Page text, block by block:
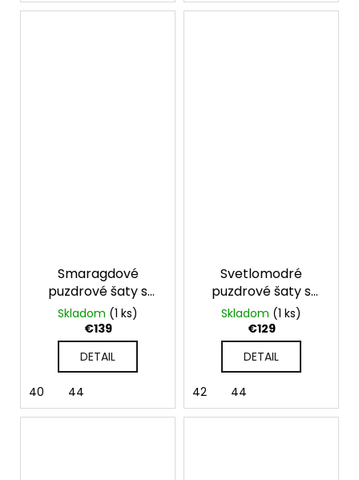
Smaragdové
puzdrové šaty s
krátkym rukávom
Millie
Skladom (1 ks)
€139
DETAIL
40 44
Svetlomodré
puzdrové šaty s
krátkym rukávom
Iris
Skladom (1 ks)
€129
DETAIL
42 44